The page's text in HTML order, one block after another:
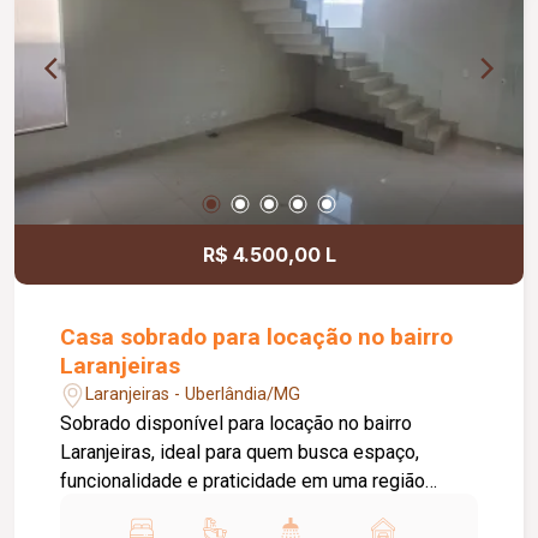
integrada à área de serviço equipada com
cooktop, botijão de gás e máquina de lavar, piso
em porcelanato, pintura nova e aproximadamente
R$ 4.500,00 L
Casa sobrado para locação no bairro
Laranjeiras
Laranjeiras - Uberlândia/MG
Sobrado disponível para locação no bairro
Laranjeiras, ideal para quem busca espaço,
funcionalidade e praticidade em uma região